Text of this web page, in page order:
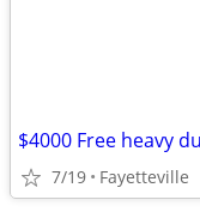
7/19 Fayetteville